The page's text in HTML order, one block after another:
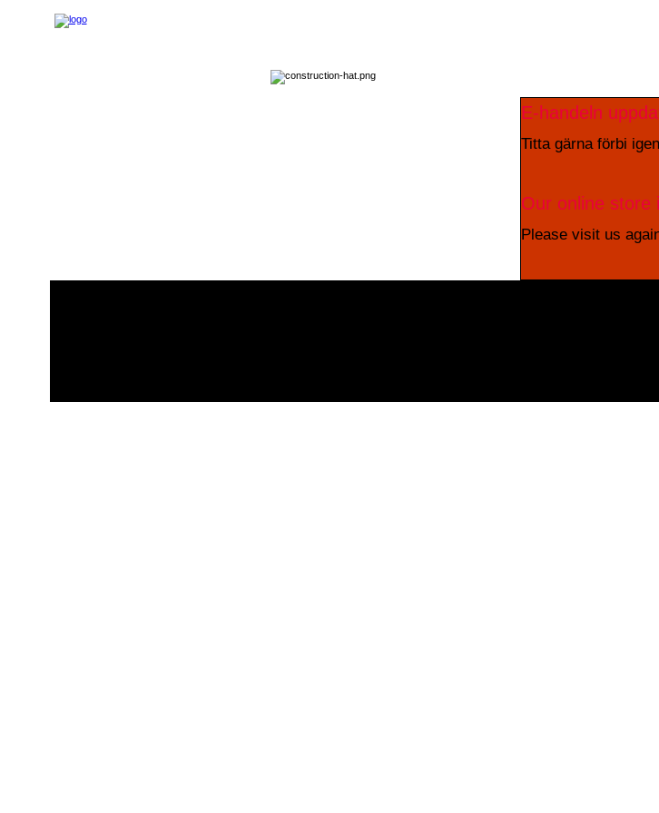
E-handeln
Titta gärna förbi
Our online store
Please visit us